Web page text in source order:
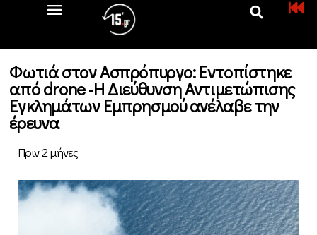
Φωτιά στον Ασπρόπυργο: Εντοπίστηκε
από drone -Η Διεύθυνση Αντιμετώπισης
Εγκλημάτων Εμπρησμού ανέλαβε την
έρευνα
Πριν 2 μήνες